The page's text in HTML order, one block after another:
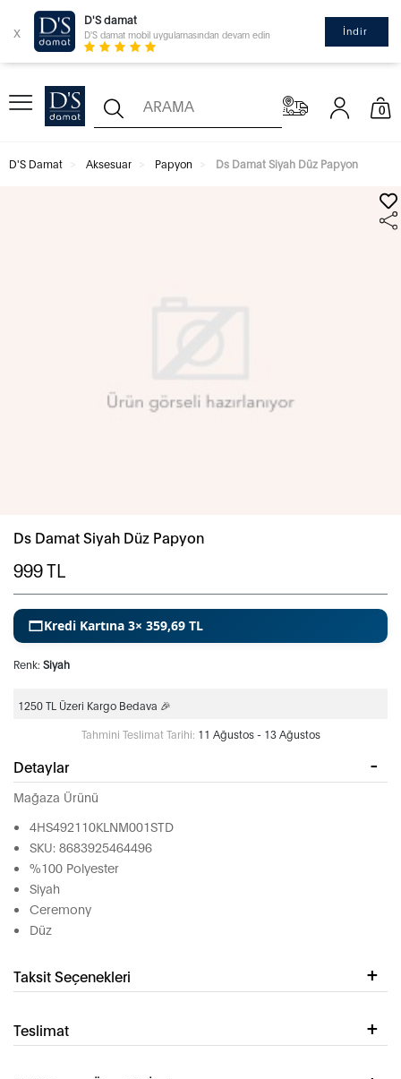
x
D'S damat
D'S damat mobil uygulamasından devam edin İndir
0
D'S Damat Aksesuar Papyon Ds Damat Siyah Düz Papyon
Ds Damat Siyah Düz Papyon
999TL
Kredi Kartına 3× 359,69 TL
Renk: Siyah
1250 TL Üzeri Kargo Bedava 🎉
Tahmini Teslimat Tarihi: 11 Ağustos - 13 Ağustos
Detaylar
Mağaza Ürünü
4HS492110KLNM001STD
SKU: 8683925464496
%100 Polyester
Siyah
Ceremony
Düz
Taksit Seçenekleri
Teslimat